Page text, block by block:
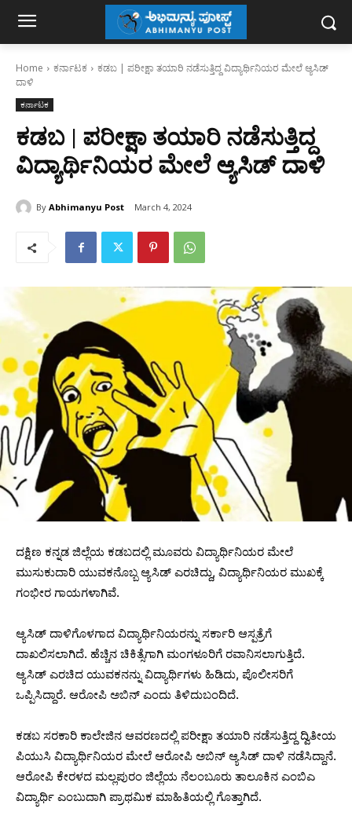
Home ಕರ್ನಾಟಕ
ಕಡಬ | ಪರೀಕ್ಷಾ ತಯಾರಿ ನಡೆಸುತ್ತಿದ್ದ ವಿದ್ಯಾರ್ಥಿನಿಯರ ಮೇಲೆ ಆ್ಯಸಿಡ್
ದಾಳಿ
ಕರ್ನಾಟಕ
ಕಡಬ | ಪರೀಕ್ಷಾ ತಯಾರಿ ನಡೆಸುತ್ತಿದ್ದ
ವಿದ್ಯಾರ್ಥಿನಿಯರ ಮೇಲೆ ಆ್ಯಸಿಡ್ ದಾಳಿ
By Abhimanyu Post March 4, 2024
ದಕ್ಷಿಣ ಕನ್ನಡ ಜಿಲ್ಲೆಯ ಕಡಬದಲ್ಲಿ ಮೂವರು ವಿದ್ಯಾರ್ಥಿನಿಯರ ಮೇಲೆ
ಮುಸುಕುದಾರಿ ಯುವಕನೊಬ್ಬ ಆ್ಯಸಿಡ್ ಎರಚಿದ್ದು, ವಿದ್ಯಾರ್ಥಿನಿಯರ ಮುಖಕ್ಕೆ
ಗಂಭೀರ ಗಾಯಗಳಾಗಿವೆ.
ಆ್ಯಸಿಡ್ ದಾಳಿಗೊಳಗಾದ ವಿದ್ಯಾರ್ಥಿನಿಯರನ್ನು ಸರ್ಕಾರಿ ಆಸ್ಪತ್ರೆಗೆ
ದಾಖಲಿಸಲಾಗಿದೆ. ಹೆಚ್ಚಿನ ಚಿಕಿತ್ಸೆಗಾಗಿ ಮಂಗಳೂರಿಗೆ ರವಾನಿಸಲಾಗುತ್ತಿದೆ.
ಆ್ಯಸಿಡ್ ಎರಚಿದ ಯುವಕನನ್ನು ವಿದ್ಯಾರ್ಥಿಗಳು ಹಿಡಿದು, ಪೊಲೀಸರಿಗೆ
ಒಪ್ಪಿಸಿದ್ದಾರೆ. ಆರೋಪಿ ಅಬಿನ್ ಎಂದು ತಿಳಿದುಬಂದಿದೆ.
ಕಡಬ ಸರಕಾರಿ ಕಾಲೇಜಿನ ಆವರಣದಲ್ಲಿ ಪರೀಕ್ಷಾ ತಯಾರಿ ನಡೆಸುತ್ತಿದ್ದ ದ್ವಿತೀಯ
ಪಿಯುಸಿ ವಿದ್ಯಾರ್ಥಿನಿಯರ ಮೇಲೆ ಆರೋಪಿ ಅಬಿನ್​ ಆ್ಯಸಿಡ್ ದಾಳಿ ನಡೆಸಿದ್ದಾನೆ.
ಆರೋಪಿ ಕೇರಳದ ಮಲ್ಲಪುರಂ ಜಿಲ್ಲೆಯ ನೆಲಂಬೂರು ತಾಲೂಕಿನ ಎಂಬಿಎ
ವಿದ್ಯಾರ್ಥಿ ಎಂಬುದಾಗಿ ಪ್ರಾಥಮಿಕ ಮಾಹಿತಿಯಲ್ಲಿ ಗೊತ್ತಾಗಿದೆ.